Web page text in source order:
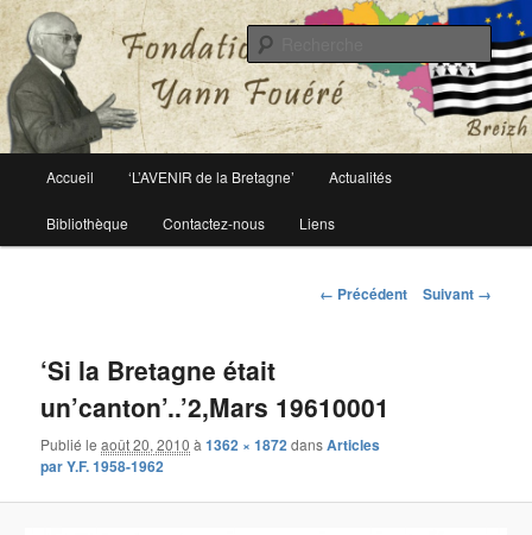
Fondation Yann Fouéré
Le site officiel de la fondation Yann Fouéré
principal
Aller
au
Accueil ‘L’AVENIR de la Bretagne’ Actualités
Bibliothèque Contactez-nous Liens
Navigation
← Précédent Suivant →
‘Si la Bretagne était
un’canton’..’2,Mars 19610001
Publié leaoût 20, 2010 à1362 × 1872 dansArticles
par Y.F. 1958-1962